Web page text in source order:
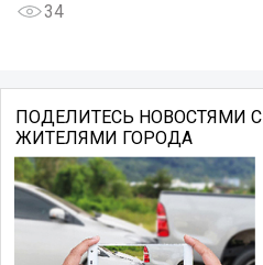
34
ПОДЕЛИТЕСЬ НОВОСТЯМИ С
ЖИТЕЛЯМИ ГОРОДА